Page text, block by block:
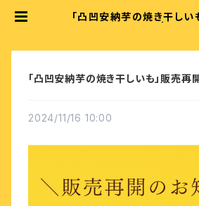
「凸凹安納芋の焼き干しい
「凸凹安納芋の焼き干しいも」販売再
2024/11/16 10:00